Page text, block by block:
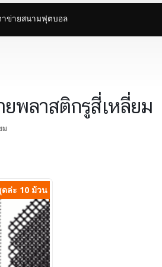
ข่ายสนามฟุตบอล
พลาสติกรูสี่เหลี่ยม
ม
ล่ะ 10 ม้วน